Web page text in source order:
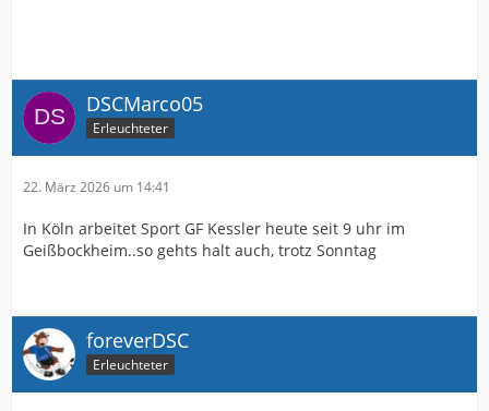
DSCMarco05
Erleuchteter
22. März 2026 um 14:41
In Köln arbeitet Sport GF Kessler heute seit 9 uhr im
Geißbockheim..so gehts halt auch, trotz Sonntag
foreverDSC
Erleuchteter